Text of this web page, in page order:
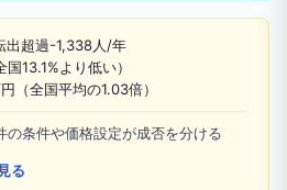
出超過-1,338人/年
13.1%より低い）
（全国平均の1.03倍）
条件や価格設定が成否を分ける
る